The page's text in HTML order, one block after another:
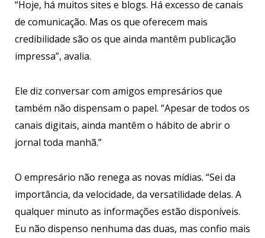
“Hoje, há muitos sites e blogs. Há excesso de canais
de comunicação. Mas os que oferecem mais
credibilidade são os que ainda mantêm publicação
impressa”, avalia.
Ele diz conversar com amigos empresários que
também não dispensam o papel. “Apesar de todos os
canais digitais, ainda mantêm o hábito de abrir o
jornal toda manhã.”
O empresário não renega as novas mídias. “Sei da
importância, da velocidade, da versatilidade delas. A
qualquer minuto as informações estão disponíveis.
Eu não dispenso nenhuma das duas, mas confio mais